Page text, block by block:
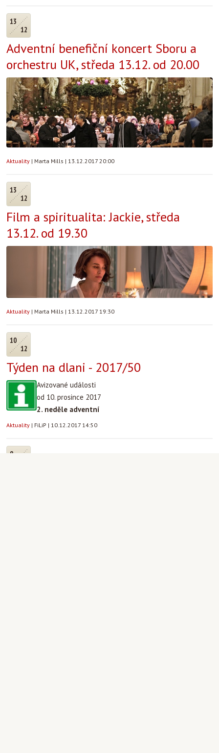
13
12
Adventní benefiční koncert Sboru a
orchestru UK, středa 13.12. od 20.00
Aktuality | Marta Mills | 13.12.2017 20:00
13
12
Film a spiritualita: Jackie, středa
13.12. od 19.30
Aktuality | Marta Mills | 13.12.2017 19:30
10
12
Týden na dlani - 2017/50
Avizované události
od 10. prosince 2017
2. neděle adventní
Aktuality | FiLiP | 10.12.2017 14:50
8